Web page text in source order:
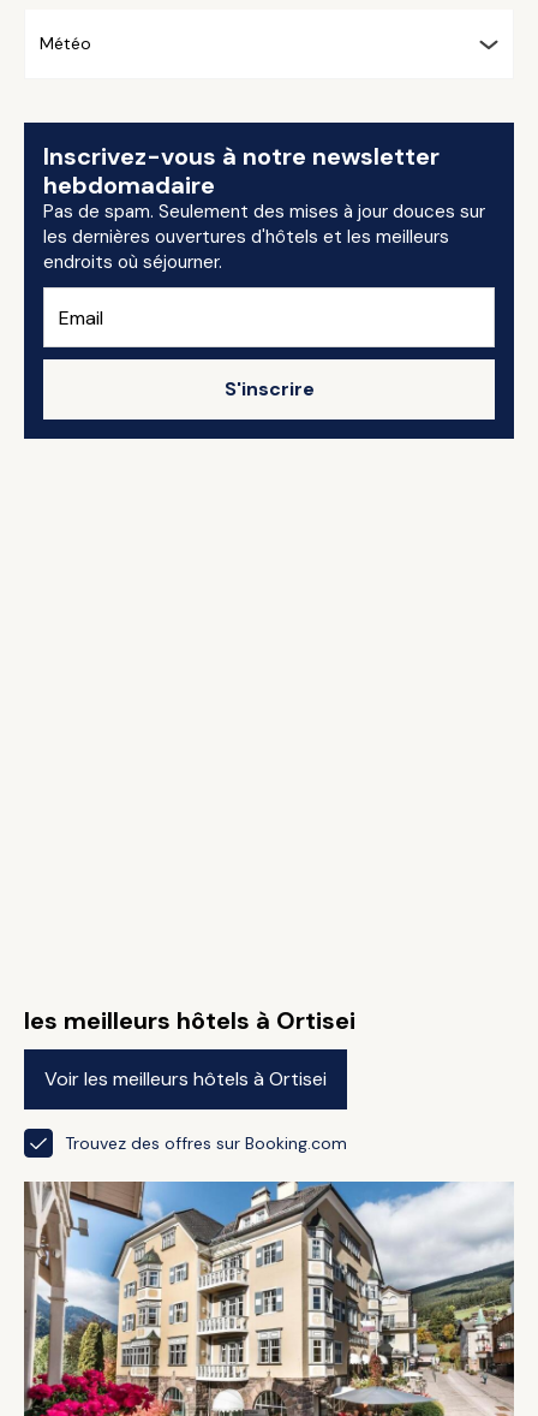
Météo
Inscrivez-vous à notre newsletter
hebdomadaire
Pas de spam. Seulement des mises à jour douces sur
les dernières ouvertures d'hôtels et les meilleurs
endroits où séjourner.
S'inscrire
les meilleurs hôtels à Ortisei
Voir les meilleurs hôtels à Ortisei
Trouvez des offres sur Booking.com